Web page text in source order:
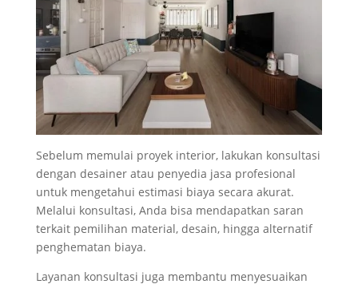
Sebelum memulai proyek interior, lakukan konsultasi
dengan desainer atau penyedia jasa profesional
untuk mengetahui estimasi biaya secara akurat.
Melalui konsultasi, Anda bisa mendapatkan saran
terkait pemilihan material, desain, hingga alternatif
penghematan biaya.
Layanan konsultasi juga membantu menyesuaikan